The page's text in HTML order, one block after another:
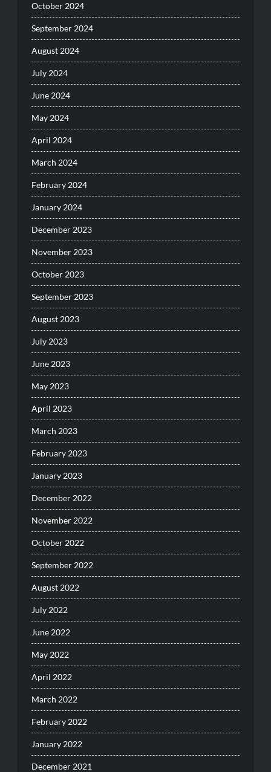
October 2024
September 2024
August 2024
July 2024
June 2024
May 2024
April 2024
March 2024
February 2024
January 2024
December 2023
November 2023
October 2023
September 2023
August 2023
July 2023
June 2023
May 2023
April 2023
March 2023
February 2023
January 2023
December 2022
November 2022
October 2022
September 2022
August 2022
July 2022
June 2022
May 2022
April 2022
March 2022
February 2022
January 2022
December 2021